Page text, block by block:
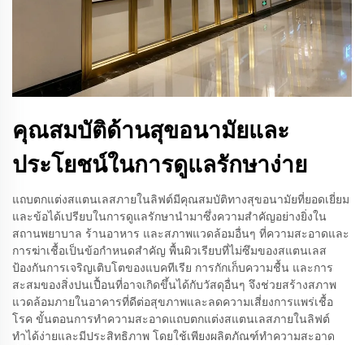
คุณสมบัติด้านสุขอนามัยและ
ประโยชน์ในการดูแลรักษาง่าย
แถบตกแต่งสแตนเลสภายในลิฟต์มีคุณสมบัติทางสุขอนามัยที่ยอดเยี่ยม
และข้อได้เปรียบในการดูแลรักษานำมาซึ่งความสำคัญอย่างยิ่งใน
สถานพยาบาล ร้านอาหาร และสภาพแวดล้อมอื่นๆ ที่ความสะอาดและ
การฆ่าเชื้อเป็นข้อกำหนดสำคัญ พื้นผิวเรียบที่ไม่ซึมของสแตนเลส
ป้องกันการเจริญเติบโตของแบคทีเรีย การกักเก็บความชื้น และการ
สะสมของสิ่งปนเปื้อนที่อาจเกิดขึ้นได้กับวัสดุอื่นๆ จึงช่วยสร้างสภาพ
แวดล้อมภายในอาคารที่ดีต่อสุขภาพและลดความเสี่ยงการแพร่เชื้อ
โรค ขั้นตอนการทำความสะอาดแถบตกแต่งสแตนเลสภายในลิฟต์
ทำได้ง่ายและมีประสิทธิภาพ โดยใช้เพียงผลิตภัณฑ์ทำความสะอาด